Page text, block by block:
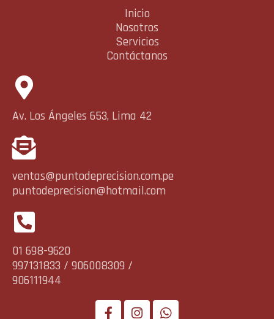
Inicio
Nosotros
Servicios
Contáctanos
Av. Los Ángeles 653, Lima 42
ventas@puntodeprecision.com.pe
puntodeprecision@hotmail.com
01 698-9620
997131833 / 906008309 /
906111944